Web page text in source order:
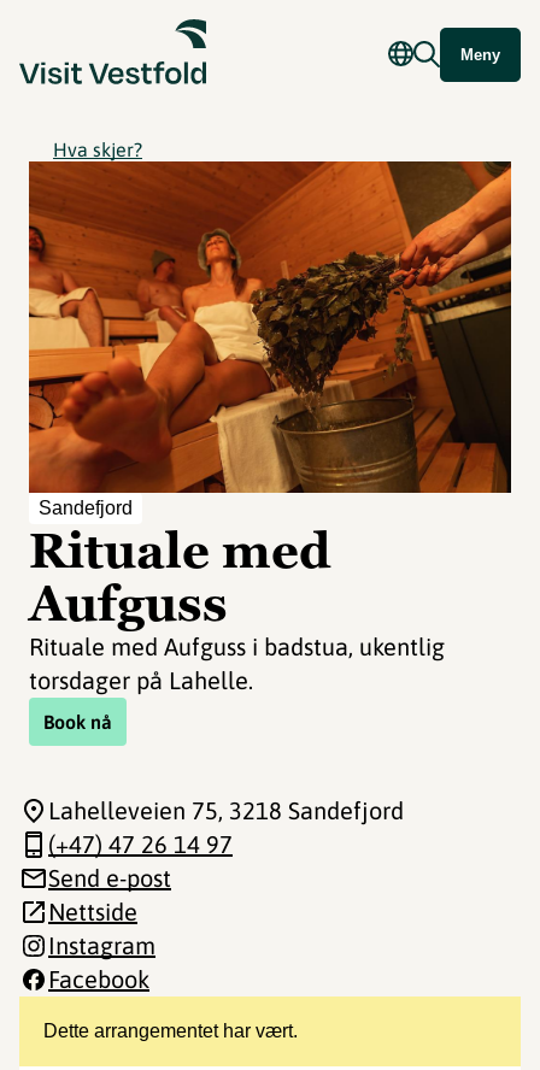
Meny
Hva skjer?
Sandefjord
Rituale med
Aufguss
Rituale med Aufguss i badstua, ukentlig
torsdager på Lahelle.
Book nå
Dette arrangementet har vært.
Lahelleveien 75, 3218 Sandefjord
(+47) 47 26 14 97
Send e-post
Nettside
Instagram
Facebook